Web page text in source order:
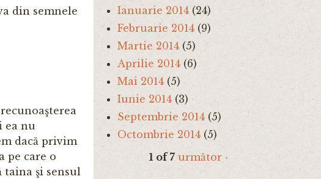
din semnele
ea nu
dacă privim
pe care o
taina şi sensul
Ianuarie 2014 (24)
Februarie 2014 (9)
Martie 2014(5)
Aprilie 2014 (6)
Mai 2014 (5)
Iunie 2014 (3)
Septembrie 2014 (5)
Octombrie 2014 (5)
1 of 7 următor ›